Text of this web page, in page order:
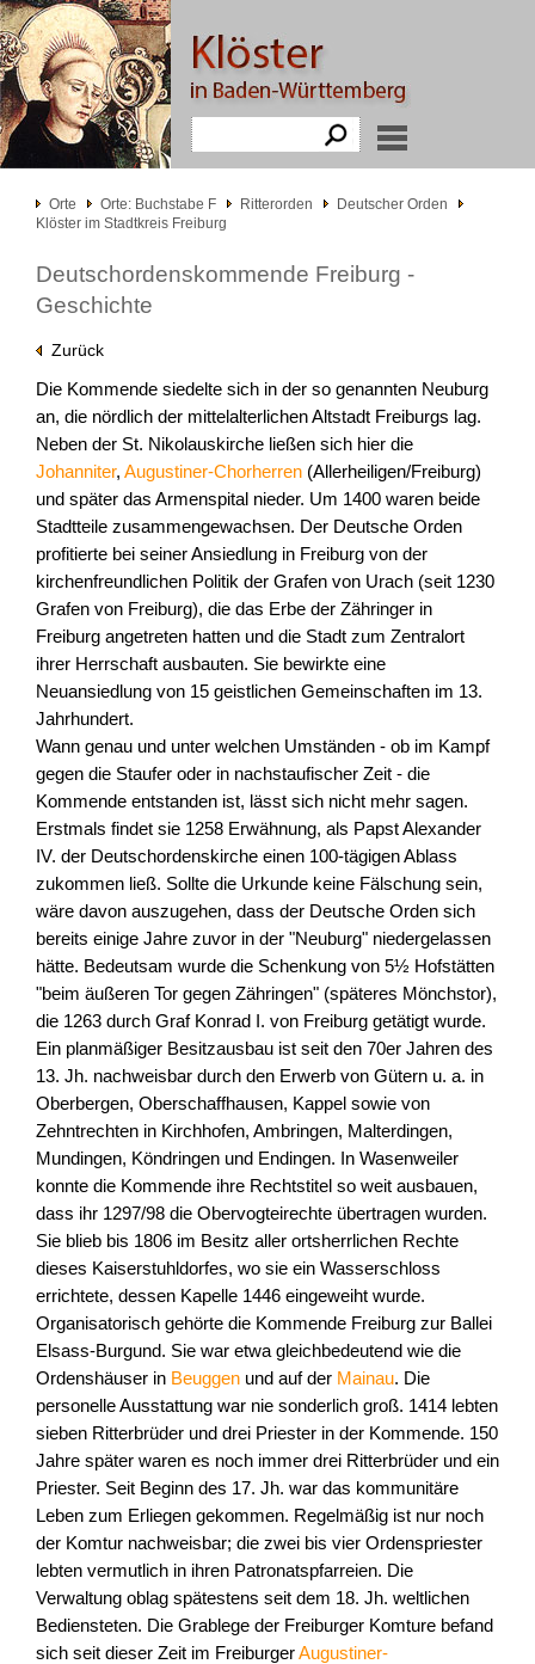
Orte Orte: Buchstabe F Ritterorden
Deutscher Orden
Klöster im Stadtkreis Freiburg
Deutschordenskommende Freiburg -
Geschichte
Zurück
Die Kommende siedelte sich in der so genannten Neuburg
an, die nördlich der mittelalterlichen Altstadt Freiburgs lag.
Neben der St. Nikolauskirche ließen sich hier die
Johanniter, Augustiner-Chorherren (Allerheiligen/Freiburg)
und später das Armenspital nieder. Um 1400 waren beide
Stadtteile zusammengewachsen. Der Deutsche Orden
profitierte bei seiner Ansiedlung in Freiburg von der
kirchenfreundlichen Politik der Grafen von Urach (seit 1230
Grafen von Freiburg), die das Erbe der Zähringer in
Freiburg angetreten hatten und die Stadt zum Zentralort
ihrer Herrschaft ausbauten. Sie bewirkte eine
Neuansiedlung von 15 geistlichen Gemeinschaften im 13.
Jahrhundert.
Wann genau und unter welchen Umständen - ob im Kampf
gegen die Staufer oder in nachstaufischer Zeit - die
Kommende entstanden ist, lässt sich nicht mehr sagen.
Erstmals findet sie 1258 Erwähnung, als Papst Alexander
IV. der Deutschordenskirche einen 100-tägigen Ablass
zukommen ließ. Sollte die Urkunde keine Fälschung sein,
wäre davon auszugehen, dass der Deutsche Orden sich
bereits einige Jahre zuvor in der "Neuburg" niedergelassen
hätte. Bedeutsam wurde die Schenkung von 5½ Hofstätten
"beim äußeren Tor gegen Zähringen" (späteres Mönchstor),
die 1263 durch Graf Konrad I. von Freiburg getätigt wurde.
Ein planmäßiger Besitzausbau ist seit den 70er Jahren des
13. Jh. nachweisbar durch den Erwerb von Gütern u. a. in
Oberbergen, Oberschaffhausen, Kappel sowie von
Zehntrechten in Kirchhofen, Ambringen, Malterdingen,
Mundingen, Köndringen und Endingen. In Wasenweiler
konnte die Kommende ihre Rechtstitel so weit ausbauen,
dass ihr 1297/98 die Obervogteirechte übertragen wurden.
Sie blieb bis 1806 im Besitz aller ortsherrlichen Rechte
dieses Kaiserstuhldorfes, wo sie ein Wasserschloss
errichtete, dessen Kapelle 1446 eingeweiht wurde.
Organisatorisch gehörte die Kommende Freiburg zur Ballei
Elsass-Burgund. Sie war etwa gleichbedeutend wie die
Ordenshäuser in Beuggen und auf der Mainau. Die
personelle Ausstattung war nie sonderlich groß. 1414 lebten
sieben Ritterbrüder und drei Priester in der Kommende. 150
Jahre später waren es noch immer drei Ritterbrüder und ein
Priester. Seit Beginn des 17. Jh. war das kommunitäre
Leben zum Erliegen gekommen. Regelmäßig ist nur noch
der Komtur nachweisbar; die zwei bis vier Ordenspriester
lebten vermutlich in ihren Patronatspfarreien. Die
Verwaltung oblag spätestens seit dem 18. Jh. weltlichen
Bediensteten. Die Grablege der Freiburger Komture befand
sich seit dieser Zeit im FreiburgerAugustiner-